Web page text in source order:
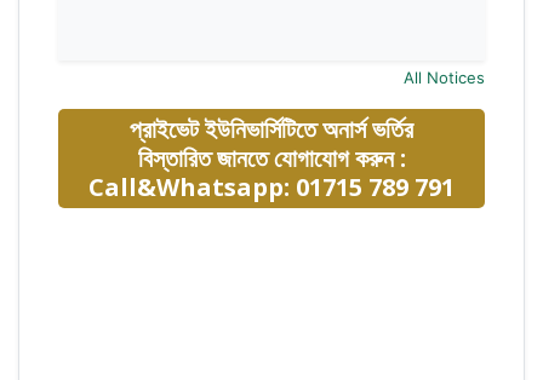
All Notices
প্রাইভেট ইউনিভার্সিটিতে অনার্স ভর্তির
বিস্তারিত জানতে যোগাযোগ করুন :
Call&Whatsapp: 01715 789 791